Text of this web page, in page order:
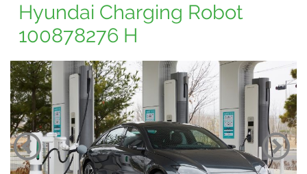
Hyundai Charging Robot
100878276 H